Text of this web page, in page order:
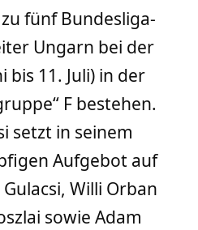
fünf Bundesliga-
Ungarn bei der
bis 11. Juli) in der
F bestehen.
setzt in seinem
Aufgebot auf
Willi Orban
sowie Adam